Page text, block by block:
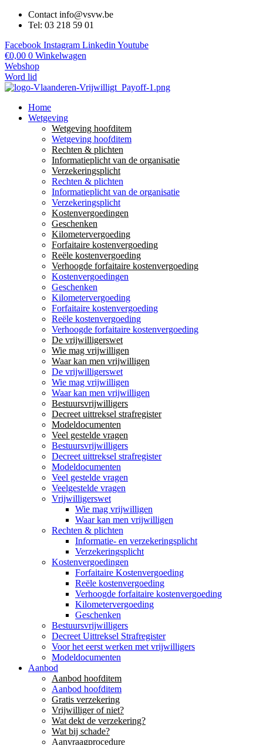
Contact info@vsvw.be
Tel: 03 218 59 01
Facebook Instagram Linkedin Youtube
€0,00 0 Winkelwagen
Webshop
Word lid
Home
Wetgeving
Wetgeving hoofditem
Wetgeving hoofditem
Rechten & plichten
Informatieplicht van de organisatie
Verzekeringsplicht
Rechten & plichten
Informatieplicht van de organisatie
Verzekeringsplicht
Kostenvergoedingen
Geschenken
Kilometervergoeding
Forfaitaire kostenvergoeding
Reële kostenvergoeding
Verhoogde forfaitaire kostenvergoeding
Kostenvergoedingen
Geschenken
Kilometervergoeding
Forfaitaire kostenvergoeding
Reële kostenvergoeding
Verhoogde forfaitaire kostenvergoeding
De vrijwilligerswet
Wie mag vrijwilligen
Waar kan men vrijwilligen
De vrijwilligerswet
Wie mag vrijwilligen
Waar kan men vrijwilligen
Bestuursvrijwilligers
Decreet uittreksel strafregister
Modeldocumenten
Veel gestelde vragen
Bestuursvrijwilligers
Decreet uittreksel strafregister
Modeldocumenten
Veel gestelde vragen
Veelgestelde vragen
Vrijwilligerswet
Wie mag vrijwilligen
Waar kan men vrijwilligen
Rechten & plichten
Informatie- en verzekeringsplicht
Verzekeringsplicht
Kostenvergoedingen
Forfaitaire Kostenvergoeding
Reële kostenvergoeding
Verhoogde forfaitaire kostenvergoeding
Kilometervergoeding
Geschenken
Bestuursvrijwilligers
Decreet Uittreksel Strafregister
Voor het eerst werken met vrijwilligers
Modeldocumenten
Aanbod
Aanbod hoofditem
Aanbod hoofditem
Gratis verzekering
Vrijwilliger of niet?
Wat dekt de verzekering?
Wat bij schade?
Aanvraagprocedure